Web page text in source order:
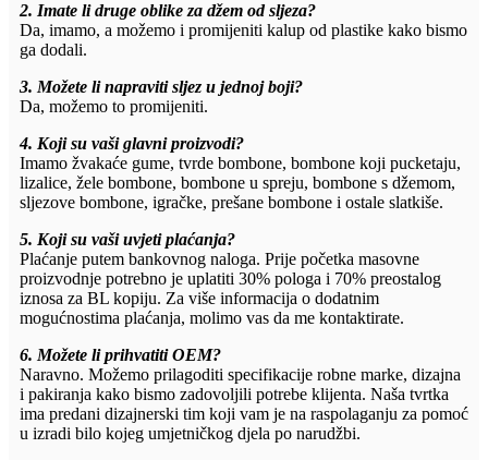
2. Imate li druge oblike za džem od sljeza?
Da, imamo, a možemo i promijeniti kalup od plastike kako bismo
ga dodali.
3. Možete li napraviti sljez u jednoj boji?
Da, možemo to promijeniti.
4. Koji su vaši glavni proizvodi?
Imamo žvakaće gume, tvrde bombone, bombone koji pucketaju,
lizalice, žele bombone, bombone u spreju, bombone s džemom,
sljezove bombone, igračke, prešane bombone i ostale slatkiše.
5. Koji su vaši uvjeti plaćanja?
Plaćanje putem bankovnog naloga. Prije početka masovne
proizvodnje potrebno je uplatiti 30% pologa i 70% preostalog
iznosa za BL kopiju. Za više informacija o dodatnim
mogućnostima plaćanja, molimo vas da me kontaktirate.
6. Možete li prihvatiti OEM?
Naravno. Možemo prilagoditi specifikacije robne marke, dizajna
i pakiranja kako bismo zadovoljili potrebe klijenta. Naša tvrtka
ima predani dizajnerski tim koji vam je na raspolaganju za pomoć
u izradi bilo kojeg umjetničkog djela po narudžbi.